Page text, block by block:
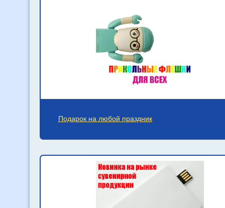
Подарок на любой праздник